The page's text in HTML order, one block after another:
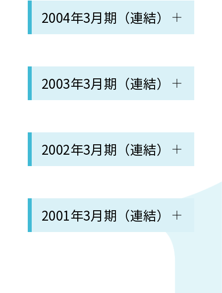
2004年3月期（連結）
2003年3月期（連結）
2002年3月期（連結）
2001年3月期（連結）